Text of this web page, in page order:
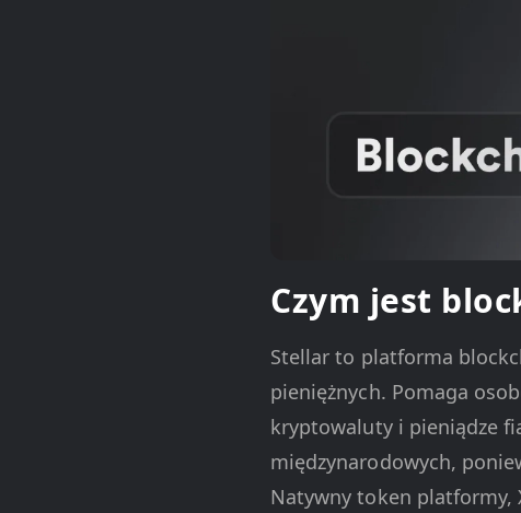
Czym jest
Stellar to platforma
pieniężnych. Pomaga
kryptowaluty i pieniądze
międzynarodowych,
Natywny token platformy,